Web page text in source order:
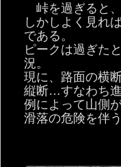
峠を過ぎると、
しかしよく見れ
である。
ピークは過ぎた
況。
現に、路面の横
縦断…すなわち進
例によって山側
滑落の危険を伴